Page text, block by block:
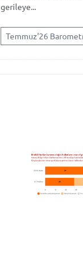
gerileye...
Temmuz'26